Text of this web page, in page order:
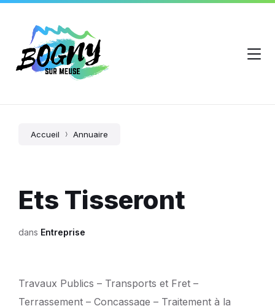
Accueil Annuaire
Ets Tisseront
dans Entreprise
Travaux Publics – Transports et Fret –
Terrassement – Concassage – Traitement à la